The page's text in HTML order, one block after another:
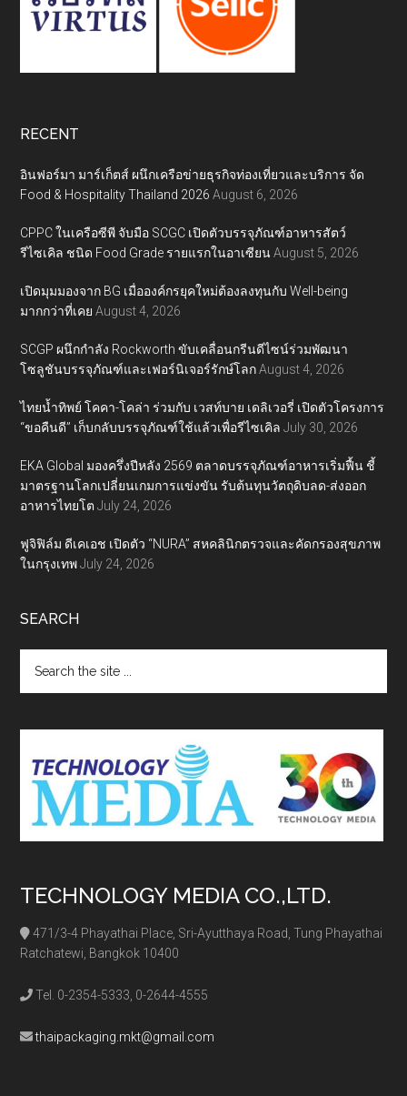
RECENT
อินฟอร์มา มาร์เก็ตส์ ผนึกเครือข่ายธุรกิจท่องเที่ยวและบริการ จัด
Food & Hospitality Thailand 2026 August 6, 2026
CPPC ในเครือซีพี จับมือ SCGC เปิดตัวบรรจุภัณฑ์อาหารสัตว์
รีไซเคิล ชนิด Food Grade รายแรกในอาเซียน August 5, 2026
เปิดมุมมองจาก BG เมื่อองค์กรยุคใหม่ต้องลงทุนกับ Well-being
มากกว่าที่เคย August 4, 2026
SCGP ผนึกกำลัง Rockworth ขับเคลื่อนกรีนดีไซน์ร่วมพัฒนา
โซลูชันบรรจุภัณฑ์และเฟอร์นิเจอร์รักษ์โลก August 4, 2026
ไทยน้ำทิพย์ โคคา-โคล่า ร่วมกับ เวสท์บาย เดลิเวอรี่ เปิดตัวโครงการ
“ขอคืนดี” เก็บกลับบรรจุภัณฑ์ใช้แล้วเพื่อรีไซเคิล July 30, 2026
EKA Global มองครึ่งปีหลัง 2569 ตลาดบรรจุภัณฑ์อาหารเริ่มฟื้น ชี้
มาตรฐานโลกเปลี่ยนเกมการแข่งขัน รับต้นทุนวัตถุดิบลด-ส่งออก
อาหารไทยโต July 24, 2026
ฟูจิฟิล์ม ดีเคเอช เปิดตัว “NURA” สหคลินิกตรวจและคัดกรองสุขภาพ
ในกรุงเทพ July 24, 2026
SEARCH
the
TECHNOLOGY MEDIA CO.,LTD.
471/3-4 Phayathai Place, Sri-Ayutthaya Road, Tung Phayathai
Ratchatewi, Bangkok 10400
Tel. 0-2354-5333, 0-2644-4555
thaipackaging.mkt@gmail.com